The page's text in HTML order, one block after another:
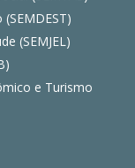
(SEMJEL)
e Turismo